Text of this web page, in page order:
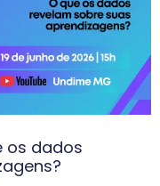
os dados